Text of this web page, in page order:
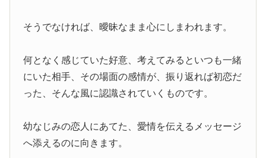
そうでなければ、曖昧なまま心にしまわれます。
何となく感じていた好意、考えてみるといつも一緒
にいた相手、その場面の感情が、振り返れば初恋だ
った、そんな風に認識されていくものです。
幼なじみの恋人にあてた、愛情を伝えるメッセージ
へ添えるのに向きます。